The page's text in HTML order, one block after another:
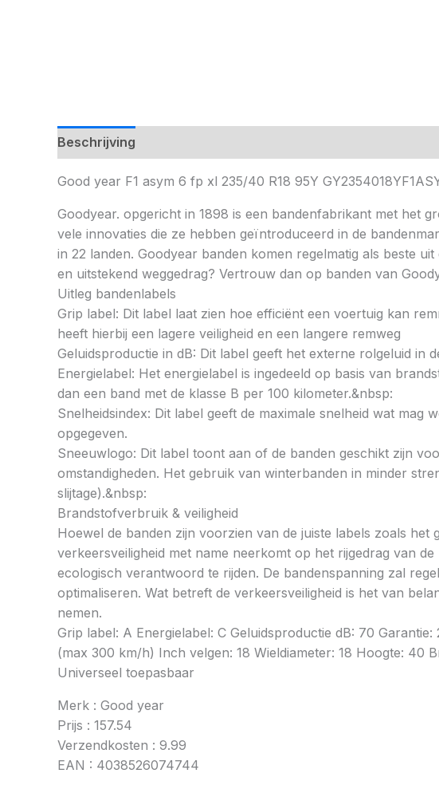
Beschrijving
Good year F1 asym 6 fp xl 235/40 R18 95Y
Goodyear. opgericht in 1898 is een bandenfabrikant met het
vele innovaties die ze hebben geïntroduceerd in de
in 22 landen. Goodyear banden komen regelmatig als beste
en uitstekend weggedrag? Vertrouw dan op banden van
Uitleg bandenlabels
Grip label: Dit label laat zien hoe efficiënt een voertuig kan
heeft hierbij een lagere veiligheid en een langere remweg
Geluidsproductie in dB: Dit label geeft het externe rolgeluid in
Energielabel: Het energielabel is ingedeeld op basis van
dan een band met de klasse B per 100 kilometer.&nbsp:
Snelheidsindex: Dit label geeft de maximale snelheid wat
opgegeven.
Sneeuwlogo: Dit label toont aan of de banden geschikt zijn
omstandigheden. Het gebruik van winterbanden in minder
slijtage).&nbsp:
Brandstofverbruik & veiligheid
Hoewel de banden zijn voorzien van de juiste labels zoals
verkeersveiligheid met name neerkomt op het rijgedrag van
ecologisch verantwoord te rijden. De bandenspanning zal
optimaliseren. Wat betreft de verkeersveiligheid is het van
nemen.
Grip label: A Energielabel: C Geluidsproductie dB: 70
(max 300 km/h) Inch velgen: 18 Wieldiameter: 18 Hoogte: 40
Universeel toepasbaar
Merk : Good year
Prijs : 157.54
Verzendkosten : 9.99
EAN : 4038526074744